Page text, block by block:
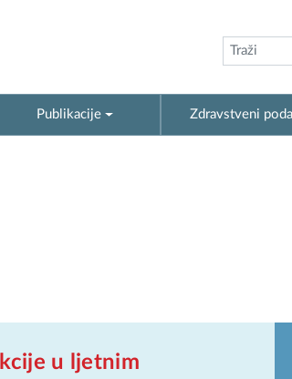
Publikacije Zdravstveni
u ljetnim